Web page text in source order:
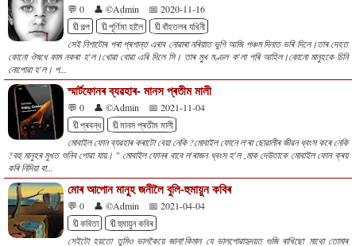
💬 0 👤 ©Admin
📅 2020-11-16
🔖গল্প
🔖পূৰ্ণিমা হালৈ
🔖বাঁহতলৰ যখিনী
সেই নিশাটোৰ পৰা প্ৰশান্ত এৰাব নোৱাৰা নৰিয়াত ভুগি আজি পঞ্চম দিনাত ভৰি দিলে।তাৰ দেহত
কোনো ঔষধে কাম নকৰা হ'ল।খোৱা বোৱা এৰি দিলে সি। তাৰ মুখ মণ্ডল ক'লা পৰি আহিল।কোনো মানুহকে চিনি
নোপোৱা হ'ল। প...
স্মাৰ্টফোনৰ ব্যৱহাৰ- মানস প্ৰতীম মালী
💬 0 👤 ©Admin
📅 2021-11-04
🔖প্ৰবন্ধ
🔖মানস প্ৰতীম মালী
মোবাইল ফোন ব্যৱহাৰ কৰাটো বেয়া নেকি ?মোবাইল ফোনে ল'ৰা ছোৱালীৰ জীৱন ধ্বংস কৰে নেকি
?বহু মানুহৰ মুখত শুনিব পোৱা যায়। " মোবাইল ফোনৰ বাবে ল'ৰাজন ধ্বংস হ'ল ,মাক দেউতাকে মোবাইল ফোন ক্ৰয়
কৰি নিদিয়া বা...
মোৰ আপোন মানু্হ জনীলৈ বুলি-হুমায়ুন কবিৰ
💬 0 👤 ©Admin
📅 2021-04-04
🔖কবিতা
🔖হুমায়ুন কবিৰ
সেইটো হয়তো তুমিও ভালকৈয়ে জানা!কিমান যে ভালপোৱাহৃদয়ত গুজি ৰাখিছো মাথো তোমাৰ